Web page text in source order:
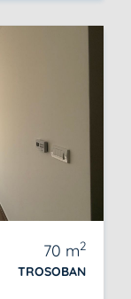
70 m2
TROSOBAN